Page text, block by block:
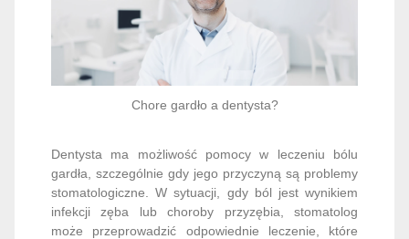
Chore gardło a dentysta?
Dentysta ma możliwość pomocy w leczeniu bólu
gardła, szczególnie gdy jego przyczyną są problemy
stomatologiczne. W sytuacji, gdy ból jest wynikiem
infekcji zęba lub choroby przyzębia, stomatolog
może przeprowadzić odpowiednie leczenie, które